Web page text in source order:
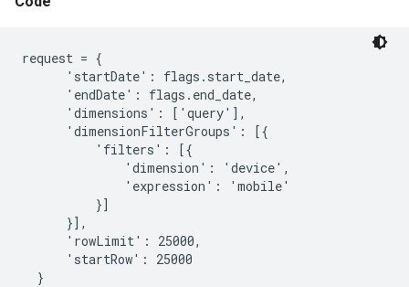
request = {
      'startDate': flags.start_date,
      'endDate': flags.end_date,
      'dimensions': ['query'],
      'dimensionFilterGroups': [{
          'filters': [{
              'dimension': 'device',
              'expression': 'mobile'
          }]
      }],
      'rowLimit': 25000,
      'startRow': 25000
  }